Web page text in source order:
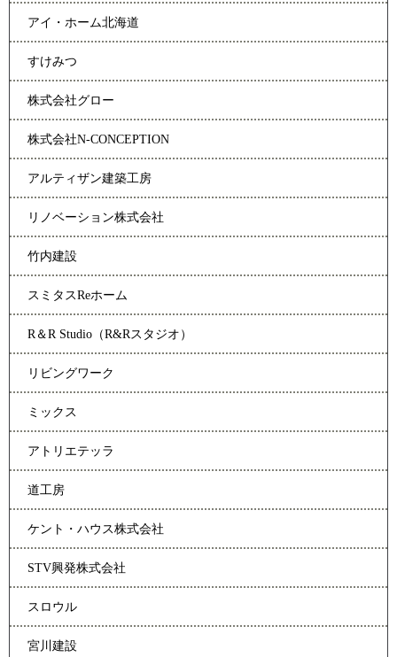
アイ・ホーム北海道
すけみつ
株式会社グロー
株式会社N-CONCEPTION
アルティザン建築工房
リノベーション株式会社
竹内建設
スミタスReホーム
R＆R Studio（R&Rスタジオ）
リビングワーク
ミックス
アトリエテッラ
道工房
ケント・ハウス株式会社
STV興発株式会社
スロウル
宮川建設